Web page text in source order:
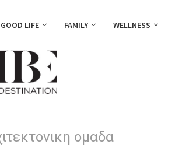
GOOD LIFE FAMILY WELLNESS
ομαδα